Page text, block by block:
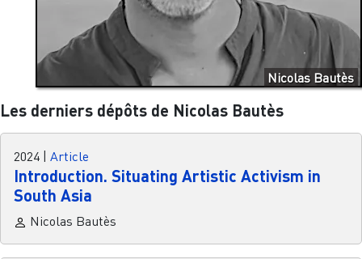
Nicolas Bautès
Les derniers dépôts de Nicolas Bautès
2024 Article
Introduction. Situating Artistic Activism in
South Asia
Nicolas Bautès